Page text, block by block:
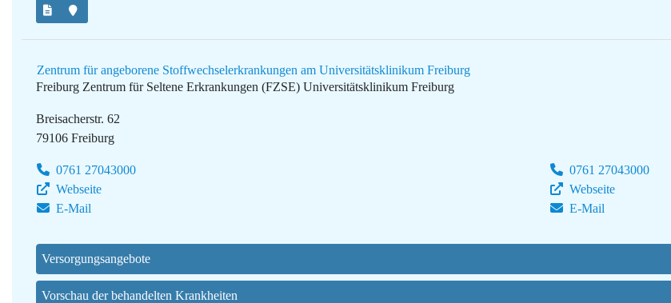
Zentrum für angeborene Stoffwechselerkrankungen am Universitätsklinikum Freiburg
Freiburg Zentrum für Seltene Erkrankungen (FZSE) Universitätsklinikum Freiburg
Breisacherstr. 62
79106 Freiburg
0761 27043000
Webseite
E-Mail
0761 27043000
Webseite
E-Mail
Versorgungsangebote
Vorschau der behandelten Krankheiten